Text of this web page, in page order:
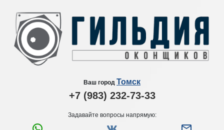
Ваш город Томск
+7 (983) 232-73-33
Задавайте вопросы напрямую: